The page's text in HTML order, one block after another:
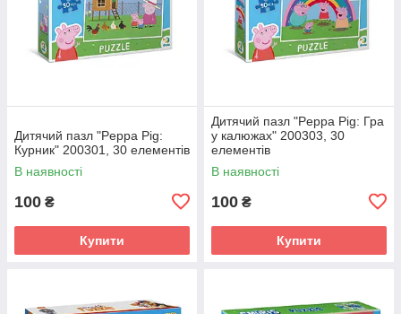
Дитячий пазл "Peppa Pig:
Курник" 200301, 30 елементів
В наявності
100 ₴
Купити
Дитячий пазл "Peppa Pig: Гра
у калюжах" 200303, 30
елементів
В наявності
100 ₴
Купити